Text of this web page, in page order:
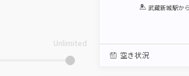
Unlimited
1 2 3 4 5
武蔵新城駅か
空き状況